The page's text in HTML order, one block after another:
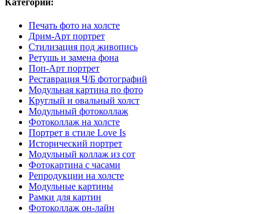
Категории:
Печать фото на холсте
Дрим-Арт портрет
Стилизация под живопись
Ретушь и замена фона
Поп-Арт портрет
Реставрация Ч/Б фотографий
Модульная картина по фото
Круглый и овальный холст
Модульный фотоколлаж
Фотоколлаж на холсте
Портрет в стиле Love Is
Исторический портрет
Модульный коллаж из сот
Фотокартина с часами
Репродукции на холсте
Модульные картины
Рамки для картин
Фотоколлаж он-лайн